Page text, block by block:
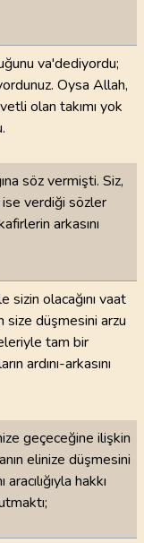
va'dediyordu;
Oysa Allah,
olan takımı yok
söz vermişti. Siz,
ise verdiği sözler
arkasını
sizin olacağını vaat
size düşmesini arzu
tam bir
ardını-arkasını
geçeceğine ilişkin
elinize düşmesini
hakkı